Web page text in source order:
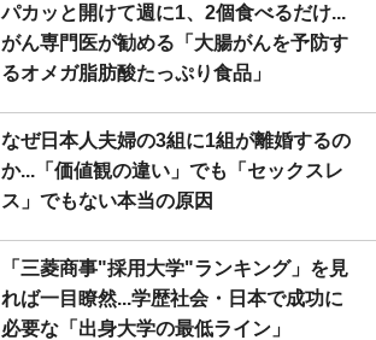
パカッと開けて週に1、2個食べるだけ...
がん専門医が勧める「大腸がんを予防す
るオメガ脂肪酸たっぷり食品」
なぜ日本人夫婦の3組に1組が離婚するの
か...「価値観の違い」でも「セックスレ
ス」でもない本当の原因
「三菱商事"採用大学"ランキング」を見
れば一目瞭然...学歴社会・日本で成功に
必要な「出身大学の最低ライン」